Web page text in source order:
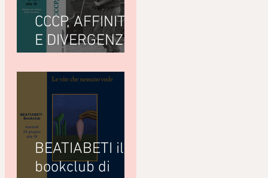
CCCP, AFFINITÀ
E DIVERGENZE
Bottà
(Nottetempo)
BEATIABETI il
bookclub di